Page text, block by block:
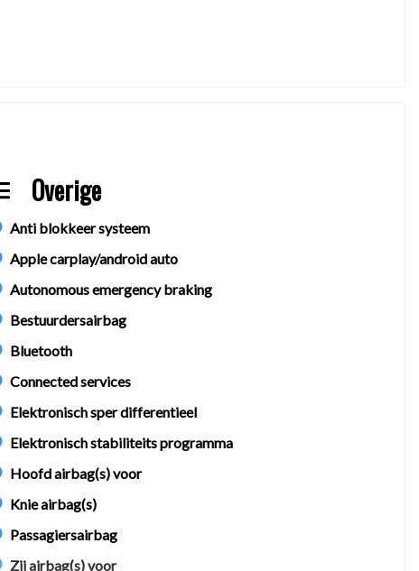
rechten worden ontleend aan de verstrekte
zijn en je beslissing zouden kunnen
een scherpe prijs.
Overige
Anti blokkeer systeem
Apple carplay/android auto
Autonomous emergency braking
Bestuurdersairbag
Bluetooth
Connected services
Elektronisch sper differentieel
Elektronisch stabiliteits programma
Hoofd airbag(s) voor
Knie airbag(s)
Passagiersairbag
Zij airbag(s) voor